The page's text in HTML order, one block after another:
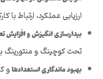
ارزیابی عملکرد، ارتباط با
بیدارسازی انگیزش و افزایش
تحت کوچینگ و منتورینگ
بهبود ماندگاری استعدادهاو